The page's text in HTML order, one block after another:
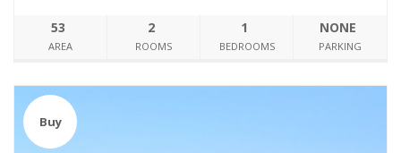
53
AREA
2
ROOMS
1
BEDROOMS
NONE
PARKING
Buy